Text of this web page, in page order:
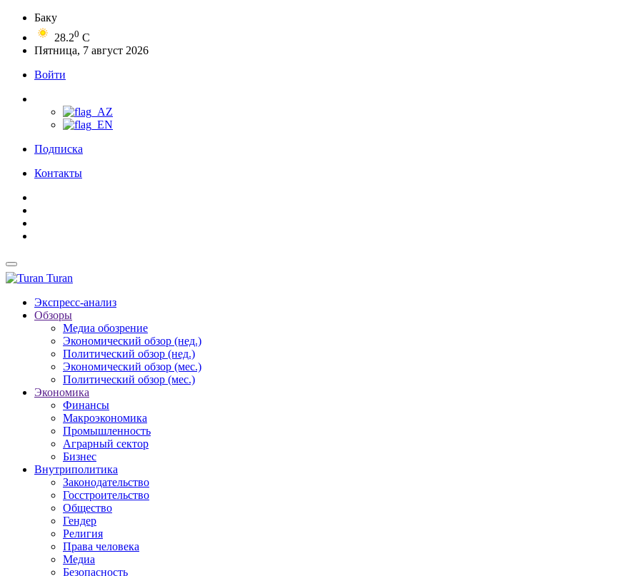
Баку
28.20 C
Пятница, 7 август 2026
Войти
Подписка
Контакты
Turan
Экспресс-анализ
Обзоры
Медиа обозрение
Экономический обзор (нед.)
Политический обзор (нед.)
Экономический обзор (мес.)
Политический обзор (мес.)
Экономика
Финансы
Макроэкономика
Промышленность
Аграрный сектор
Бизнес
Внутриполитика
Законодательство
Госстроительство
Общество
Гендер
Религия
Права человека
Медиа
Безопасность